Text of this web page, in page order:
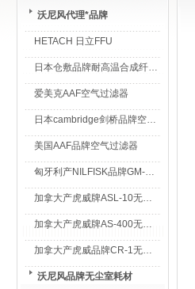
沃尼风代理*品牌
HETACH 日立FFU
日本仓敷品牌耐高温合成纤维过滤棉
爱美克AAF空气过滤器
日本cambridge剑桥品牌空气过滤器
美国AAF品牌空气过滤器
匈牙利产NILFISK品牌GM-80无尘室专用吸尘器
加拿大产虎威牌ASL-10无尘室专用吸尘器
加拿大产虎威牌AS-400无尘室专用吸尘器
加拿大产虎威品牌CR-1无尘室专用吸尘器
沃尼风品牌无尘室耗材